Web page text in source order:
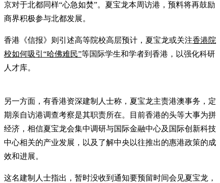
京对于北都同样“心急如焚”。夏宝龙本周访港，预料将再鼓励
商界积极参与北都发展。
香港《信报》则引述高等院校高层预计，夏宝龙或关注香港院
校如何吸引“哈佛难民”等国际学生和学者到香港，以强化科研
人才库。
另一方面，有香港资深建制人士称，夏宝龙主责港澳事务，定
期亲自访港调查考察是其职责所在。目前香港的头等大事为拼
经济，相信夏宝龙会集中调研与国际金融中心及国际创新科技
中心相关的产业发展，以及了解中央以往推出的惠港政策的成
效和进展。
这名建制人士指出，暂时没收到通知要预留时间会见夏宝龙，